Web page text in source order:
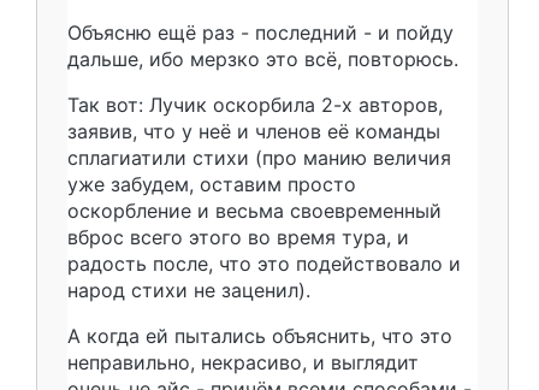
Объясню ещё раз - последний - и пойду
дальше, ибо мерзко это всё, повторюсь.
Так вот: Лучик оскорбила 2-х авторов,
заявив, что у неё и членов её команды
сплагиатили стихи (про манию величия
уже забудем, оставим просто
оскорбление и весьма своевременный
вброс всего этого во время тура, и
радость после, что это подействовало и
народ стихи не заценил).
А когда ей пытались объяснить, что это
неправильно, некрасиво, и выглядит